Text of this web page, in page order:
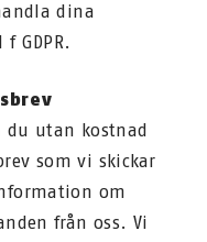
dina
GDPR.
du utan kostnad
som vi skickar
om
från oss. Vi